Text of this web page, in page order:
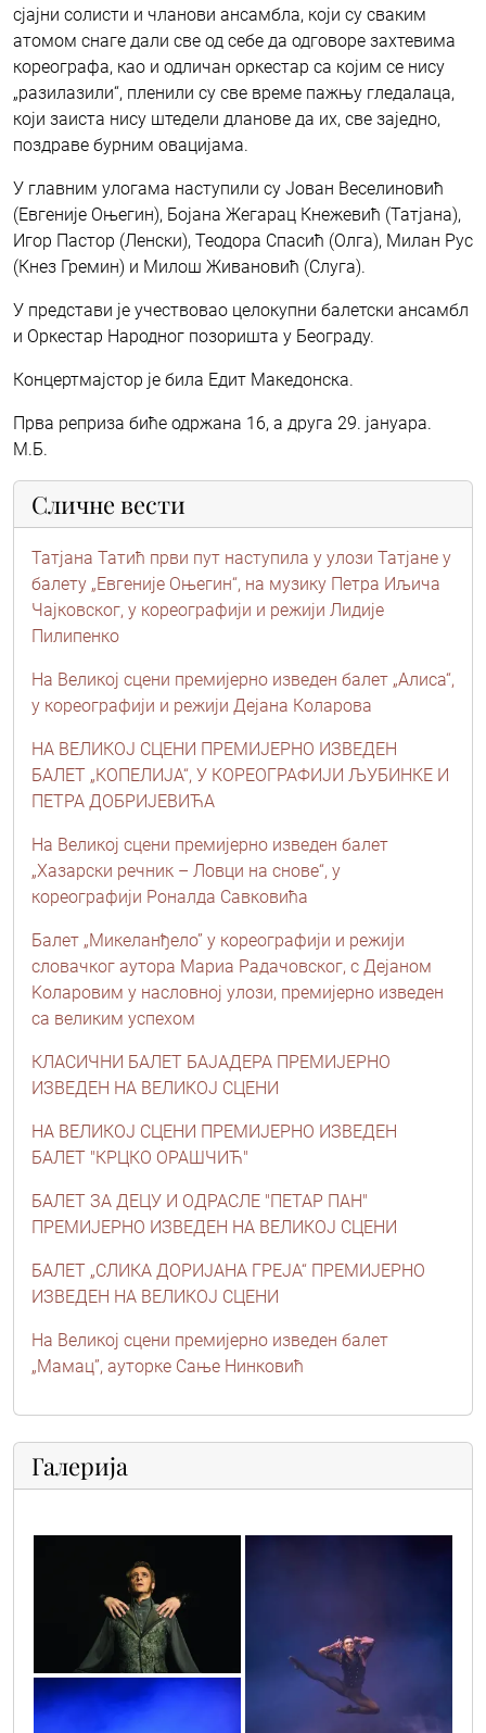
сјајни солисти и чланови ансамбла, који су сваким
атомом снаге дали све од себе да одговоре захтевима
кореографа, као и одличан оркестар са којим се нису
„разилазили“, пленили су све време пажњу гледалаца,
који заиста нису штедели дланове да их, све заједно,
поздраве бурним овацијама.
У главним улогама наступили су Јован Веселиновић
(Евгеније Оњегин), Бојана Жегарац Кнежевић (Татјана),
Игор Пастор (Ленски), Теодора Спасић (Олга), Милан Рус
(Кнез Гремин) и Милош Живановић (Слуга).
У представи је учествовао целокупни балетски ансамбл
и Оркестар Народног позоришта у Београду.
Концертмајстор је била Едит Македонска.
Прва реприза биће одржана 16, а друга 29. јануара.
М.Б.
Сличне вести
Татјана Татић први пут наступила у улози Татјане у
балету „Евгеније Оњегин“, на музику Петра Иљича
Чајковског, у кореографији и режији Лидије
Пилипенко
На Великој сцени премијерно изведен балет „Алиса“,
у кореографији и режији Дејана Коларова
НА ВЕЛИКОЈ СЦЕНИ ПРЕМИЈЕРНО ИЗВЕДЕН
БАЛЕТ „КОПЕЛИЈА“, У КОРЕОГРАФИЈИ ЉУБИНКЕ И
ПЕТРА ДОБРИЈЕВИЋА
На Великој сцени премијерно изведен балет
„Хазарски речник – Ловци на снове“, у
кореографији Роналда Савковића
Балет „Микеланђело” у кореографији и режији
словачког аутора Мариа Радачовског, с Дејаном
Kоларовим у насловној улози, премијерно изведен
са великим успехом
КЛАСИЧНИ БАЛЕТ БАЈАДЕРА ПРЕМИЈЕРНО
ИЗВЕДЕН НА ВЕЛИКОЈ СЦЕНИ
НА ВЕЛИКОЈ СЦЕНИ ПРЕМИЈЕРНО ИЗВЕДЕН
БАЛЕТ "КРЦКО ОРАШЧИЋ"
БАЛЕТ ЗА ДЕЦУ И ОДРАСЛЕ "ПЕТАР ПАН"
ПРЕМИЈЕРНО ИЗВЕДЕН НА ВЕЛИКОЈ СЦЕНИ
БАЛЕТ „СЛИКА ДОРИЈАНА ГРЕЈА“ ПРЕМИЈЕРНО
ИЗВЕДЕН НА ВЕЛИКОЈ СЦЕНИ
На Великој сцени премијерно изведен балет
„Мамац”, ауторке Сање Нинковић
Галерија
img_0766
img_1068